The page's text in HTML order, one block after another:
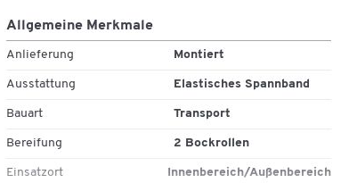
Polymerbandage Ø 200 x B 40 mm, rollengelager
Spannband elastisch
Allgemeine Merkmale
Anlieferung Montiert
Ausstattung Elastisches Spannband
Bauart Transport
Bereifung 2 Bockrollen
Einsatzort Innenbereich/Außenbereich